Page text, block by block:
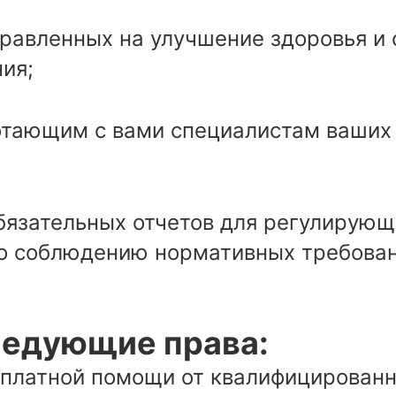
на улучшение здоровья и
с вами специалистам ваших
отчетов для
соблюдению нормативных
права:
помощи от